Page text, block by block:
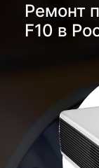
Ремонт
F10 в